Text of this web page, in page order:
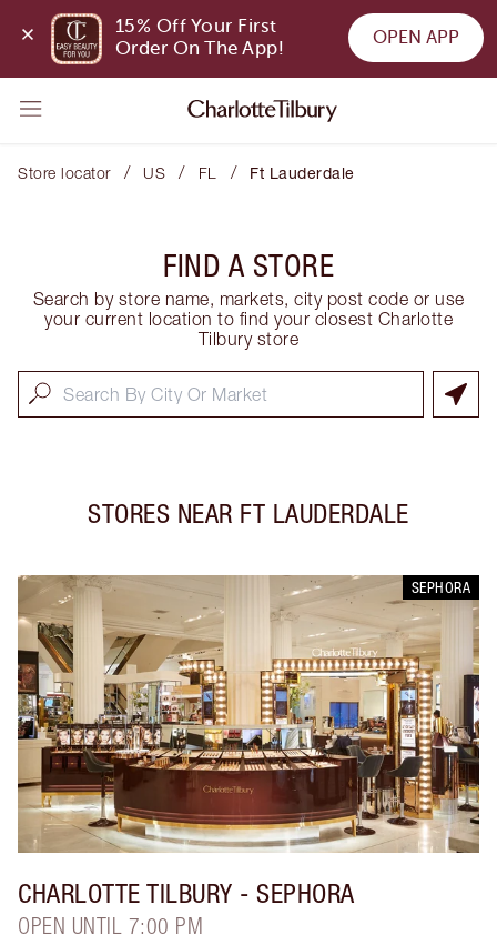
15% Off Your First
Order On The App!
OPEN APP
Store locator / US / FL / Ft Lauderdale
FIND A STORE
Search by store name, markets, city post code or use
your current location to find your closest Charlotte
Tilbury store
STORES NEAR FT LAUDERDALE
SEPHORA
CHARLOTTE TILBURY - SEPHORA
OPEN UNTIL 7:00 PM